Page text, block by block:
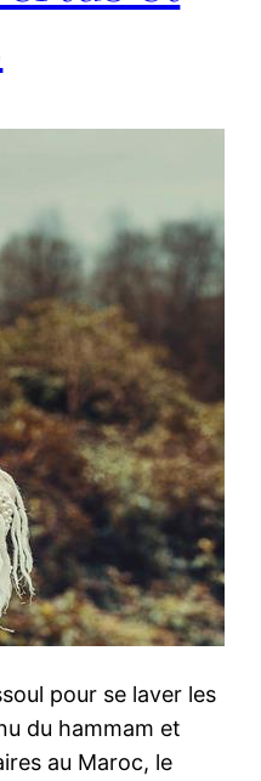
pour se laver les
du hammam et
au Maroc, le